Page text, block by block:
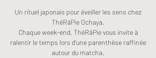
Un rituel japonais pour éveiller les sens chez
ThéRâPie Ochaya,
Chaque week-end, ThéRâPie vous invite à
ralentir le temps lors d’une parenthèse raffinée
autour du matcha.